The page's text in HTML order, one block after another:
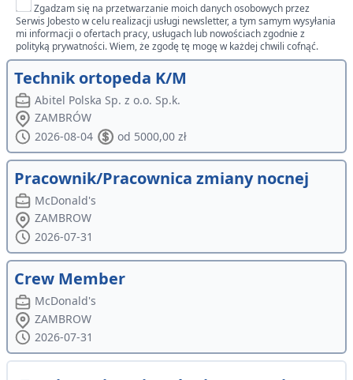
Zgadzam się na przetwarzanie moich danych osobowych przez
Serwis Jobesto w celu realizacji usługi newsletter, a tym samym wysyłania
mi informacji o ofertach pracy, usługach lub nowościach zgodnie z
polityką prywatności. Wiem, że zgodę tę mogę w każdej chwili cofnąć.
Technik ortopeda K/M
Abitel Polska Sp. z o.o. Sp.k.
ZAMBRÓW
2026-08-04
od 5000,00 zł
Pracownik/Pracownica zmiany nocnej
McDonald's
ZAMBROW
2026-07-31
Crew Member
McDonald's
ZAMBROW
2026-07-31